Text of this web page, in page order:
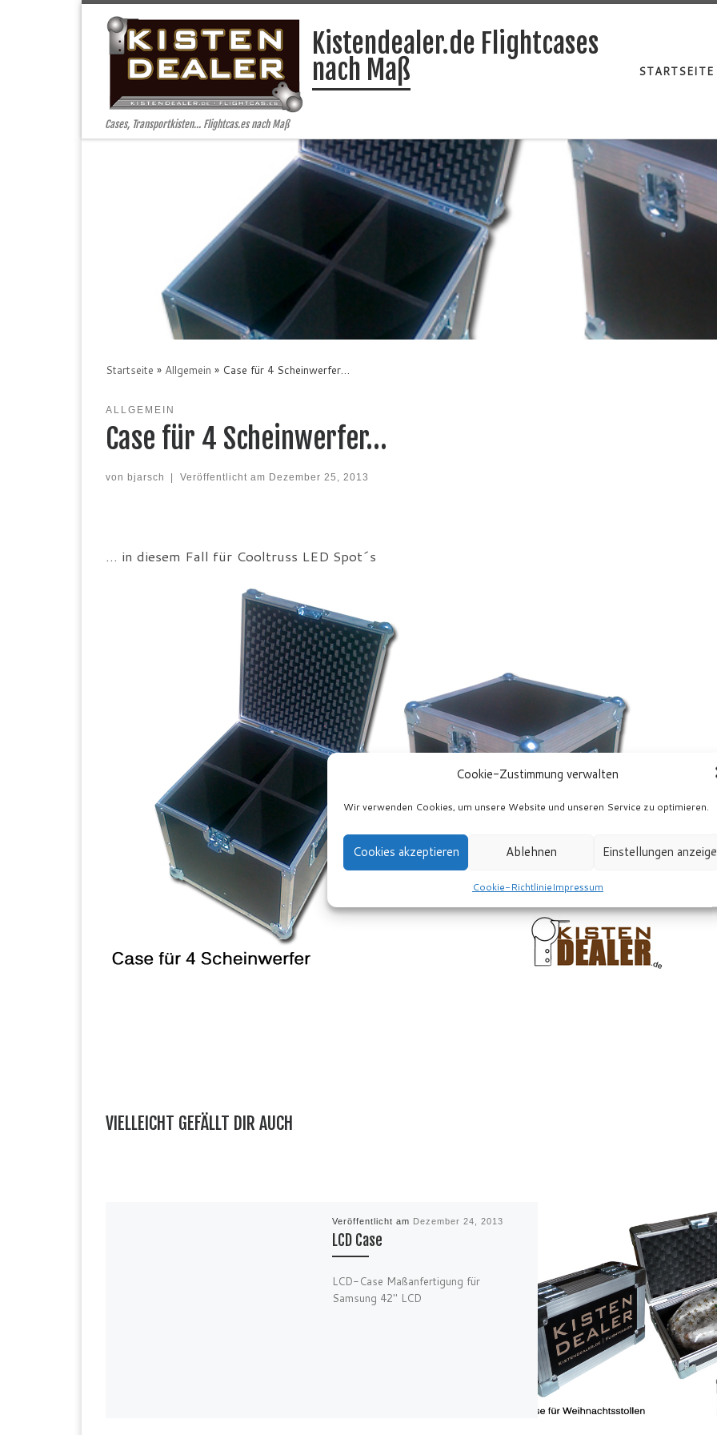
Cookie-Zustimmung verwalten
Wir verwenden Cookies, um unsere Website und unseren Service zu optimieren.
Cookies akzeptieren Ablehnen Einstellungen
Cookie-RichtlinieImpressum
Zum Inhalt springen
Kistendealer.de Flightcases
nach Maß
Cases, Transportkisten… Flightcas.es nach Maß
STARTSEITE
Startseite » Allgemein » Case für 4 Scheinwerfer…
ALLGEMEIN
Case für 4 Scheinwerfer…
von bjarsch Veröffentlicht am Dezember 25, 2013
… in diesem Fall für Cooltruss LED Spot´s
VIELLEICHT GEFÄLLT DIR AUCH
Veröffentlicht am Dezember 24, 2013
LCD Case
LCD-Case Maßanfertigung für
Samsung 42″ LCD